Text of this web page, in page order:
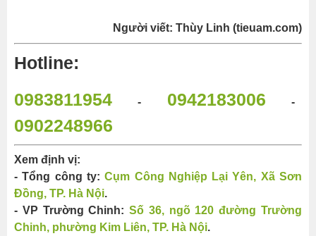
Người viết: Thùy Linh (tieuam.com)
Hotline:
0983811954
- 0942183006 -
0902248966
Xem định vị:
- Tổng công ty:Cụm Công Nghiệp Lại Yên, Xã Sơn
Đồng, TP. Hà Nội.
- VP Trường Chinh:Số 36, ngõ 120 đường Trường
Chinh, phường Kim Liên, TP. Hà Nội.